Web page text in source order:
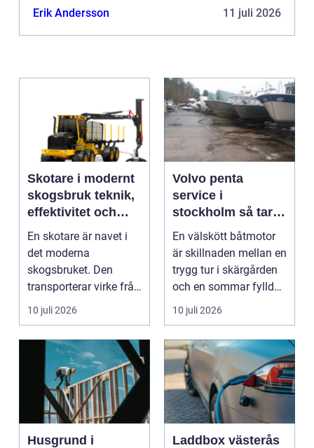
Erik Andersson
11 juli 2026
Skotare i modernt
skogsbruk teknik,
effektivitet och
hållbarhet
En skotare är navet i
det moderna
skogsbruket. Den
transporterar virke från
avverkningsplatsen till
10 juli 2026
Volvo penta
service i
stockholm så tar
du hand om din
båtmotor på rätt
En välskött båtmotor
är skillnaden mellan en
trygg tur i skärgården
och en sommar fylld
av ofrivilli...
10 juli 2026
Husgrund i
Laddbox västerås